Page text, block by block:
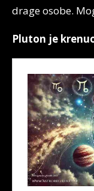
drage osobe.
Pluton je